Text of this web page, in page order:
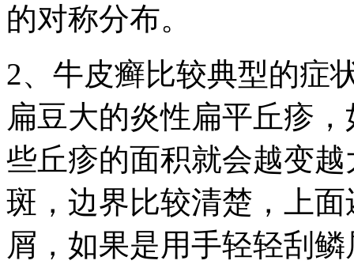
的对称分布。
2、牛皮癣比较典型的症
扁豆大的炎性扁平丘疹
些丘疹的面积就会越变
斑，边界比较清楚，上
屑，如果是用手轻轻刮